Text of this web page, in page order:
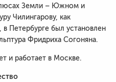
Земли – Южном и
Чилингарову, как
Петербурге был установлен
Фридриха Согоняна.
и работает в Москве.